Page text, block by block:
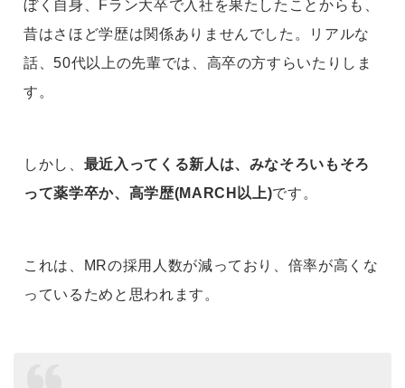
ぼく自身、Fラン大卒で入社を果たしたことからも、
昔はさほど学歴は関係ありませんでした。リアルな
話、50代以上の先輩では、高卒の方すらいたりしま
す。
しかし、 最近入ってくる新人は、みなそろいもそろ
って薬学卒か、高学歴(MARCH以上)です。
これは、MRの採用人数が減っており、倍率が高くな
っているためと思われます。